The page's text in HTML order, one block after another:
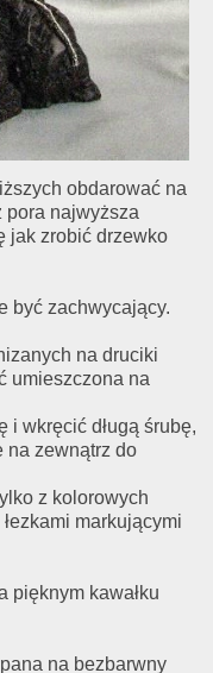
obdarować na
pora najwyższa
jak zrobić drzewko
być zachwycający.
na druciki
umieszczona na
i wkręcić długą śrubę,
na zewnątrz do
z kolorowych
markującymi
pięknym kawałku
na bezbarwny